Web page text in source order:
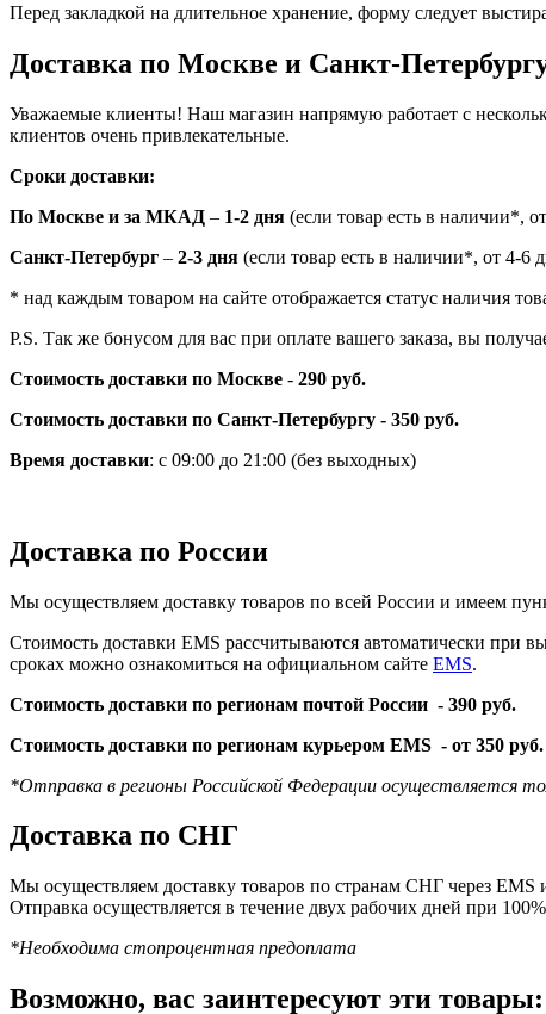
Перед закладкой на длительное хранение, форму следует
Доставка по Москве и Санкт-
Уважаемые клиенты! Наш магазин напрямую работает с
клиентов очень привлекательные.
Сроки доставки:
По Москве и за МКАД – 1-2 дня (если товар есть в наличии*,
Санкт-Петербург – 2-3 дня (если товар есть в наличии*, от 4-6
* над каждым товаром на сайте отображается статус наличия
P.S. Так же бонусом для вас при оплате вашего заказа, вы
Стоимость доставки по Москве - 290 руб.
Стоимость доставки по Санкт-Петербургу - 350 руб.
Время доставки: с 09:00 до 21:00 (без выходных)
Доставка по России
Мы осуществляем доставку товаров по всей России и имеем
Стоимость доставки EMS рассчитываются автоматически при
сроках можно ознакомиться на официальном сайте EMS.
Стоимость доставки по регионам почтой России - 390 руб.
Стоимость доставки по регионам курьером EMS - от 350 руб.
*Отправка в регионы Российской Федерации осуществляется
Доставка по СНГ
Мы осуществляем доставку товаров по странам СНГ через EMS
Отправка осуществляется в течение двух рабочих дней при
*Необходима стопроцентная предоплата
Возможно, вас заинтересуют эти товары: